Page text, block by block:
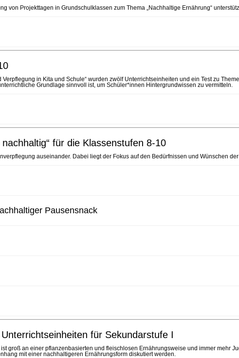
von Projekttagen in Grundschulklassen zum Thema „Nachhaltige Ernährung“
in Kita und Schule“ wurden zwölf Unterrichtseinheiten und ein Test zu
Grundlage sinnvoll ist, um Schüler*innen Hintergrundwissen zu vermitteln.
für die Klassenstufen 8-10
auseinander. Dabei liegt der Fokus auf den Bedürfnissen und Wünschen
Pausensnack
für Sekundarstufe I
groß an einer pflanzenbasierten und fleischlosen Ernährungsweise und immer mehr
mit einer nachhaltigeren Ernährungsform diskutiert werden.